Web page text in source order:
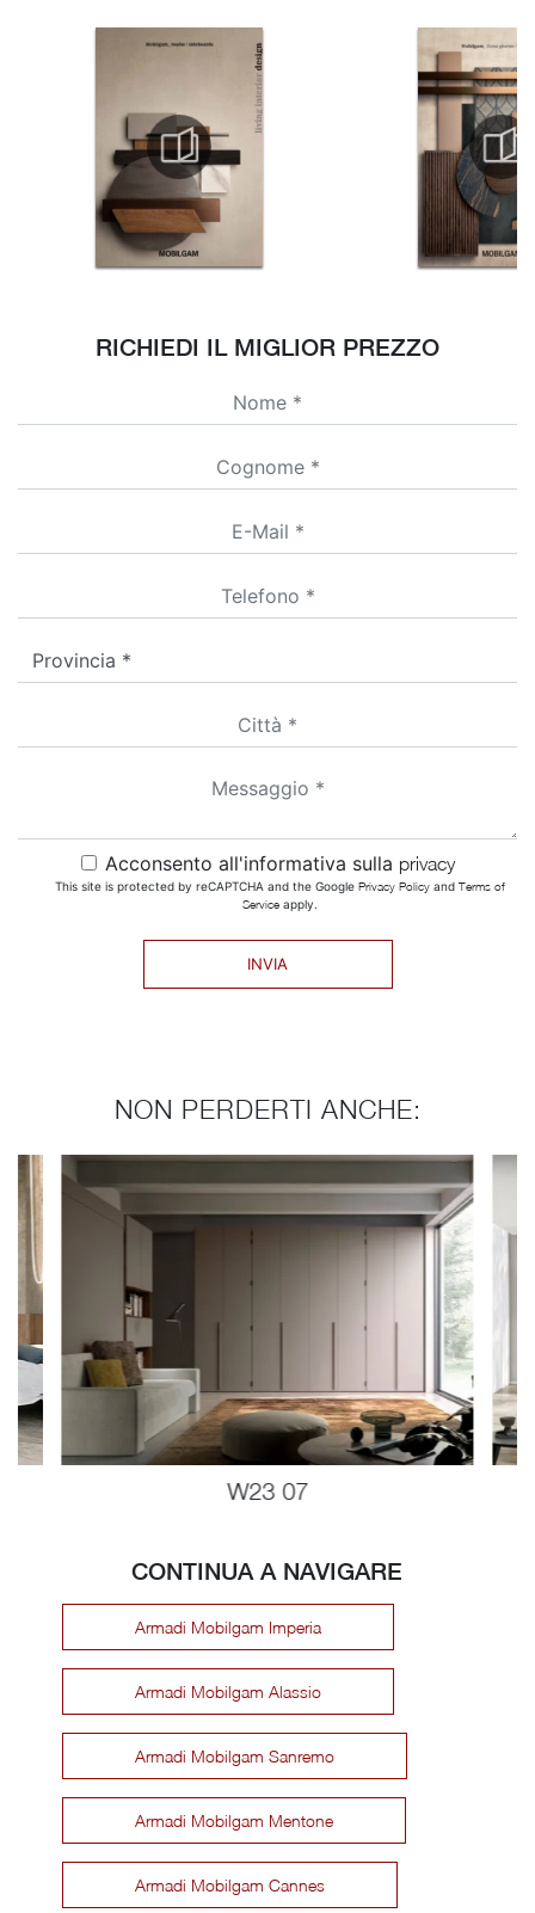
RICHIEDI IL MIGLIOR PREZZO
Acconsento all'informativa sulla privacy
This site is protected by reCAPTCHA and the Google Privacy Policyand Terms of
Serviceapply.
INVIA
NON PERDERTI ANCHE:
W23 07
CONTINUA A NAVIGARE
Armadi Mobilgam Imperia
Armadi Mobilgam Alassio
Armadi Mobilgam Sanremo
Armadi Mobilgam Mentone
Armadi Mobilgam Cannes